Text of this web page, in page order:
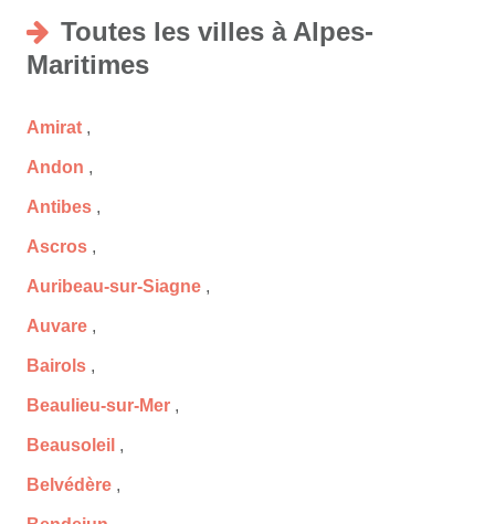
Toutes les villes à Alpes-
Maritimes
Amirat ,
Andon ,
Antibes ,
Ascros ,
Auribeau-sur-Siagne ,
Auvare ,
Bairols ,
Beaulieu-sur-Mer ,
Beausoleil ,
Belvédère ,